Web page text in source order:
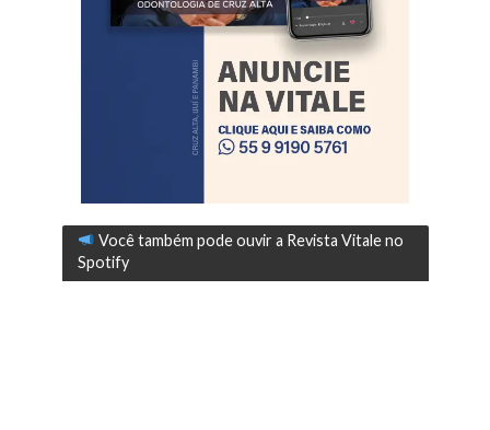
Você também pode ouvir a Revista Vitale no
Spotify